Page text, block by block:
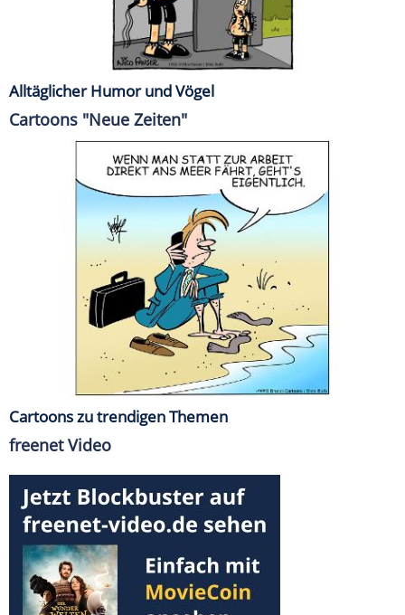
Alltäglicher Humor und Vögel
Cartoons "Neue Zeiten"
Cartoons zu trendigen Themen
freenet Video